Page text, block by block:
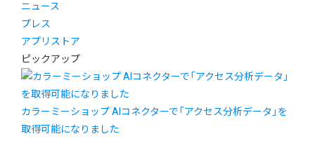
ニュース
プレス
アプリストア
ピックアップ
カラーミーショップ AIコネクターで「アクセス分析データ」を
取得可能になりました